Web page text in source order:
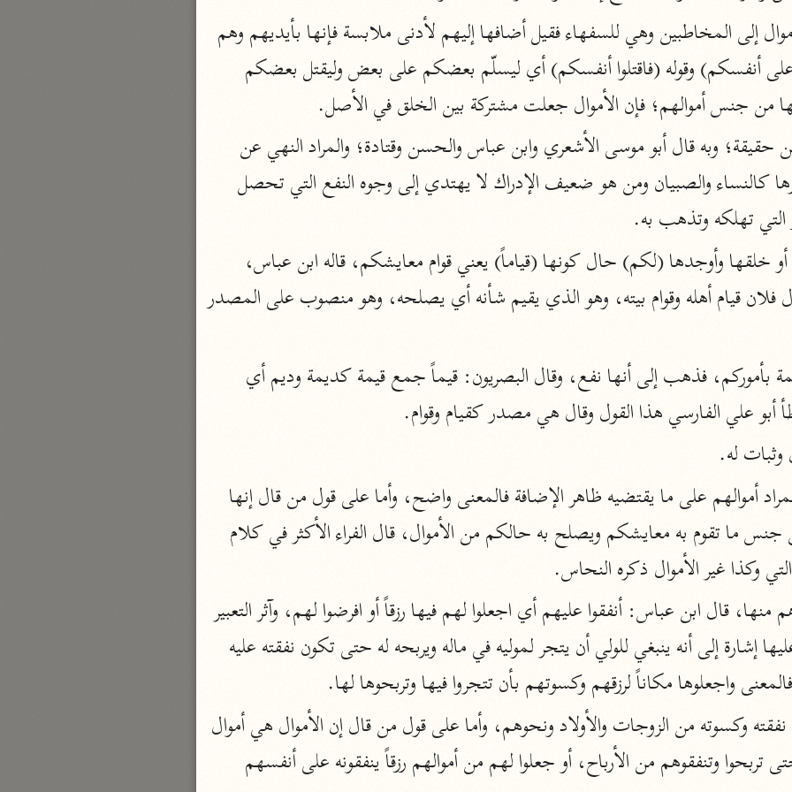
التسهيل لعلوم التنزيل
ابن جُزَيّ (٧٤١ هـ)
نحو ٣ مجلدات
موسوعات
روح المعاني
نحو ٢٨ مجلدًا
مفاتيح الغيب
نحو ٢٤ مجلدًا
محمد الأمين الشنقيطي (١٣٩٤ هـ)
نحو ١١ مجلدًا
نظم الدرر
البقاعي (٨٨٥ هـ)
نحو ٢٠ مجلدًا
لغة وبلاغة
التحرير والتنوير
ابن عاشور (١٣٩٣ هـ)
نحو ٢٤ مجلدًا
نحو مجلد
تيسير الكريم الرحمن
السعدي (١٣٧٦ هـ)
نحو ٤ مجلدات
أيسر التفاسير
أبو بكر الجزائري (١٤٣٩ هـ)
نحو ٣ مجلدات
شركة الخبرات الذكية
نحو ١٥ مجلدًا
تفسير الجلالين
المحلّي والسيوطي (٨٦٤، ٩١١ هـ)
نحو مجلد
الإيجي (٩٠٥ هـ)
أنوار التنزيل
البيضاوي (٦٨٥ هـ)
نحو ٣ مجلدات
مدارك التنزيل
من جنس أموالهم؛ فإن الأموال جعلت مشتركة بين الخلق في الأصل.
دفعها إلى من لا يحسن تدبيرها كالنساء والصبيان ومن هو ضعيف الإدراك لا يهتدي إلى وجوه النفع التي تحصل
تهلكه وتذهب به.
والقيام والقوام ما يقيمك، يقال فلان قيام أهله وقوام بيته، وهو الذي يقيم شأنه أي يصلحه، وهو منصوب على المصدر
أبو علي الفارسي هذا القول وقال هي مصدر كقيام وقوام.
له.
التي وكذا غير الأموال ذكره النحاس.
(وارزقوهم فيها) أي أطعموهم منها، قال ابن عباس: أنفقوا عليهم أي اجعلوا لهم فيها رزقاً أو افرضوا لهم، وآثر التعبير
واجعلوها مكاناً لرزقهم وكسوتهم بأن تتجروا فيها وتربحوها لها.